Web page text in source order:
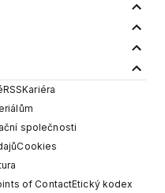
RSSKariéra
společnosti
Cookies
of ContactEtický kodex